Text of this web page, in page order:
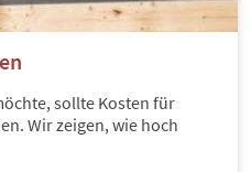
sollte Kosten für
Wir zeigen, wie hoch